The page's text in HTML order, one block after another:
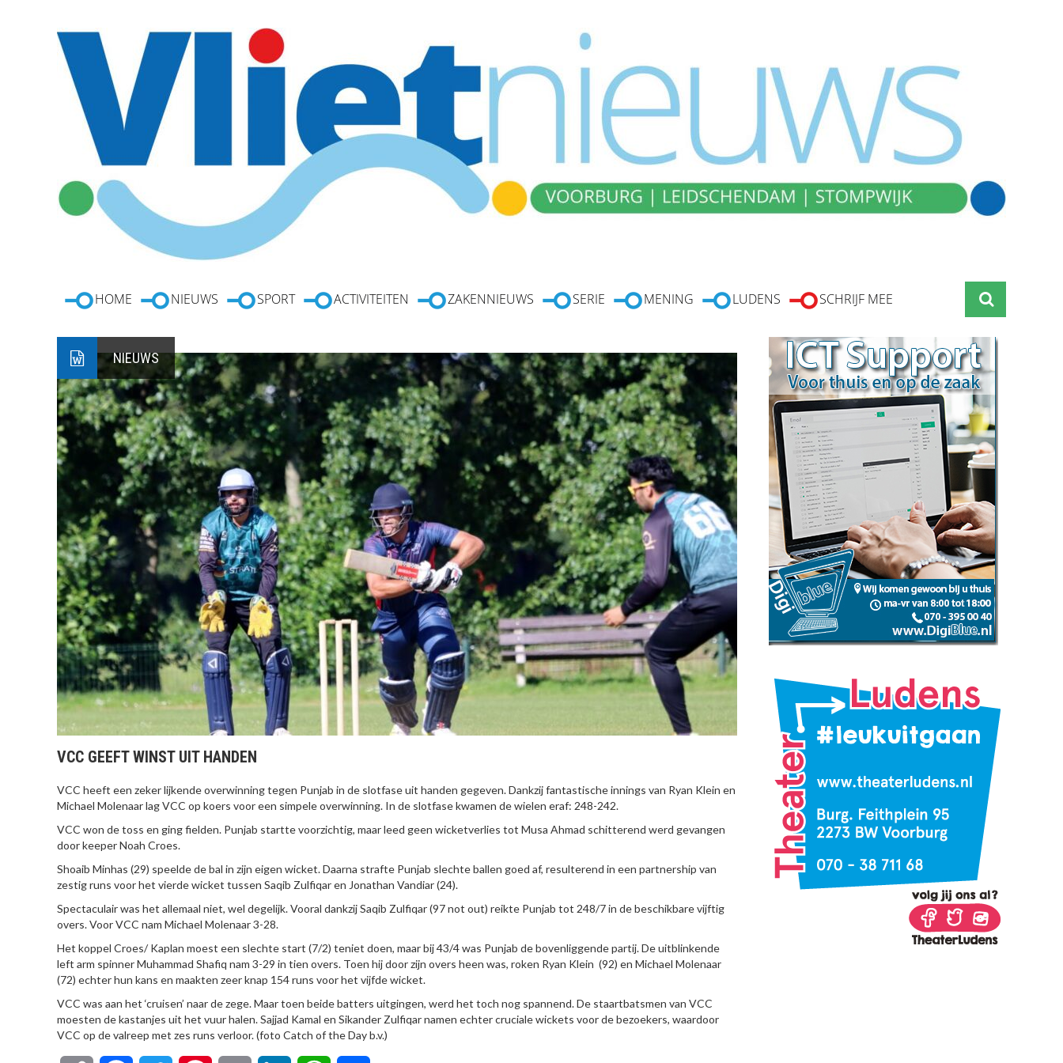
HOME NIEUWS SPORT ACTIVITEITEN ZAKENNIEUWS SERIE MENING LUDENS SCHRIJF MEE
NIEUWS
VCC GEEFT WINST UIT HANDEN
VCC heeft een zeker lijkende overwinning tegen Punjab in de slotfase uit handen gegeven. Dankzij fantastische innings van Ryan Klein en
Michael Molenaar lag VCC op koers voor een simpele overwinning. In de slotfase kwamen de wielen eraf: 248-242.
VCC won de toss en ging fielden. Punjab startte voorzichtig, maar leed geen wicketverlies tot Musa Ahmad schitterend werd gevangen
door keeper Noah Croes.
Shoaib Minhas (29) speelde de bal in zijn eigen wicket. Daarna strafte Punjab slechte ballen goed af, resulterend in een partnership van
zestig runs voor het vierde wicket tussen Saqib Zulfiqar en Jonathan Vandiar (24).
Spectaculair was het allemaal niet, wel degelijk. Vooral dankzij Saqib Zulfiqar (97 not out) reikte Punjab tot 248/7 in de beschikbare vijftig
overs. Voor VCC nam Michael Molenaar 3-28.
Het koppel Croes/ Kaplan moest een slechte start (7/2) teniet doen, maar bij 43/4 was Punjab de bovenliggende partij. De uitblinkende
left arm spinner Muhammad Shafiq nam 3-29 in tien overs. Toen hij door zijn overs heen was, roken Ryan Klein (92) en Michael Molenaar
(72) echter hun kans en maakten zeer knap 154 runs voor het vijfde wicket.
VCC was aan het ‘cruisen’ naar de zege. Maar toen beide batters uitgingen, werd het toch nog spannend. De staartbatsmen van VCC
moesten de kastanjes uit het vuur halen. Sajjad Kamal en Sikander Zulfiqar namen echter cruciale wickets voor de bezoekers, waardoor
VCC op de valreep met zes runs verloor. (foto Catch of the Day b.v.)